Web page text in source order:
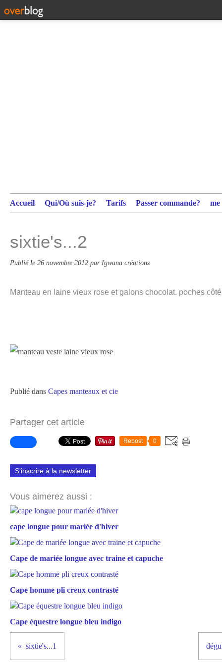
Accueil Qui/Où suis-je? Tarifs Passer commande?
sixtie's...2
Publié le 26 novembre 2012 par Igwana créations
Manteau en laine vieux rose et galons chocolat. poches
Publié dans Capes manteaux et cie
Partager cet article
Repost 0
S'inscrire à la newsletter
Vous aimerez aussi :
cape longue pour mariée d'hiver
Cape de mariée longue avec traine et capuche
Cape homme pli creux contrasté
Cape équestre longue bleu indigo
sixtie's...1